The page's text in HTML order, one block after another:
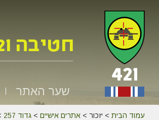
שער האתר
עמוד הבית > יזכור >אתרים אישיים >גדוד 257